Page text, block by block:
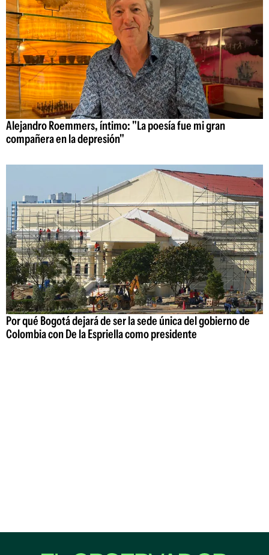
Alejandro Roemmers, íntimo: "La poesía fue mi gran
compañera en la depresión"
Por qué Bogotá dejará de ser la sede única del gobierno de
Colombia con De la Espriella como presidente